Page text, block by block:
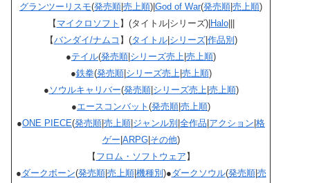
グランツーリスモ(発売順 売上順)| God of War(発売順 売上順)
【 マイクロソフト 】(タイトル|シリーズ)| Halo|||
【バンダイ/ナムコ 】(タイトル| シリーズ| 作品別 )
●テイル(発売順 シリーズ売上 売上順)
●鉄拳(発売順| シリーズ売上 売上順)
● ソウルキャリバー(発売順| シリーズ売上 売上順)
●エースコンバット (発売順 売上順)
●ONE PIECE(発売順 売上順 ジャンル別 全作品 アクション 格
ゲー ARPG| その他)
【 フロム・ソフトウェア 】
●ダークボーン(発売順| 売上順| 機種別 )●ダークソウル(発売順| 売